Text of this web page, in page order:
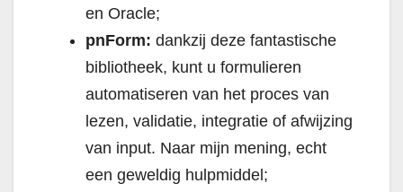
en Oracle;
pnForm: dankzij deze fantastische
bibliotheek, kunt u formulieren
automatiseren van het proces van
lezen, validatie, integratie of afwijzing
van input. Naar mijn mening, echt
een geweldig hulpmiddel;